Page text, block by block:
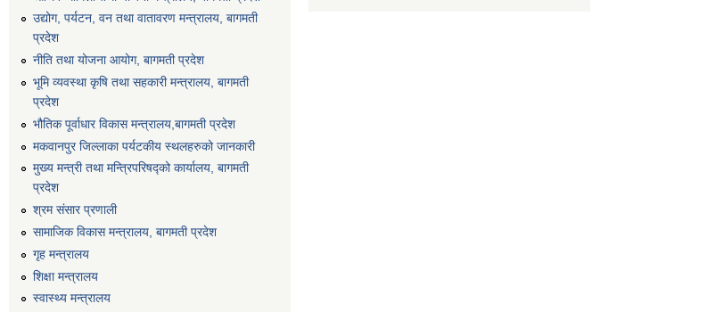
उद्योग, पर्यटन, वन तथा वातावरण मन्त्रालय, बागमती
प्रदेश
नीति तथा योजना आयोग, बागमती प्रदेश
भूमि व्यवस्था कृषि तथा सहकारी मन्त्रालय, बागमती
प्रदेश
भौतिक पूर्वाधार विकास मन्त्रालय,बागमती प्रदेश
मकवानपुर जिल्लाका पर्यटकीय स्थलहरुको जानकारी
मुख्य मन्त्री तथा मन्त्रिपरिषद्को कार्यालय, बागमती
प्रदेश
श्रम संसार प्रणाली
सामाजिक विकास मन्त्रालय, बागमती प्रदेश
गृह मन्त्रालय
शिक्षा मन्त्रालय
स्वास्थ्य मन्त्रालय